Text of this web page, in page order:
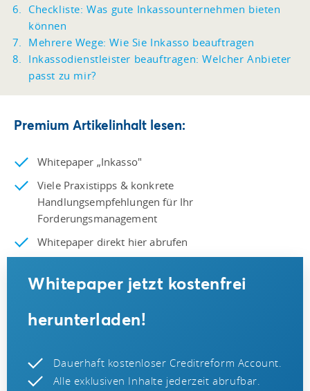
Checkliste: Was gute Inkassounternehmen bieten
können
Mehrere Wege: Wie Sie Inkasso beauftragen
Inkassodienstleister beauftragen: Welcher Anbieter
passt zu mir?
Premium Artikelinhalt lesen:
Whitepaper „Inkasso"
Viele Praxistipps & konkrete
Handlungsempfehlungen für Ihr
Forderungsmanagement
Whitepaper direkt hier abrufen
Whitepaper jetzt kostenfrei
herunterladen!
Dauerhaft kostenloser Creditreform Account.
Alle exklusiven Inhalte jederzeit abrufbar.